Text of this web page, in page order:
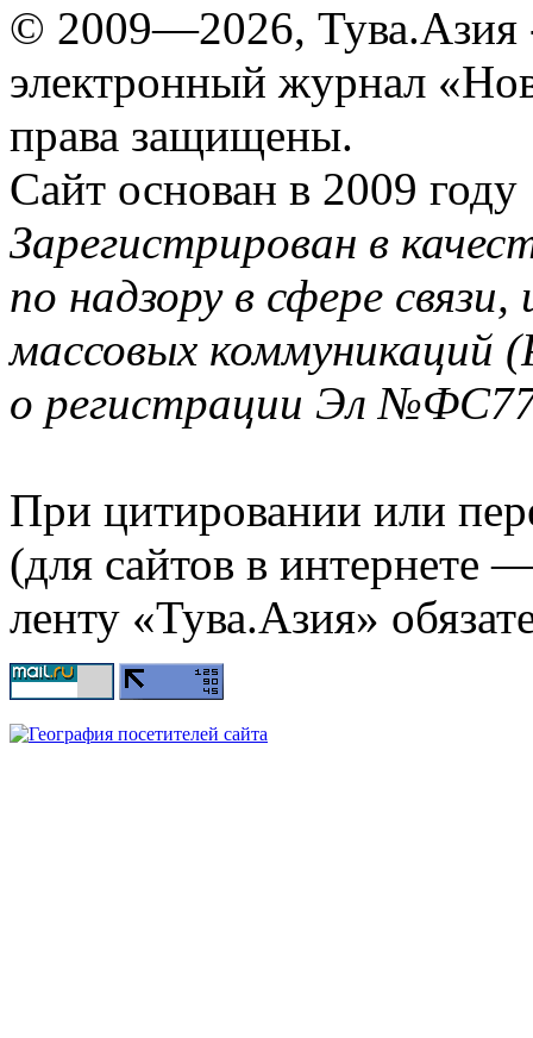
© 2009—2026, Тува.Азия
электронный журнал
права защищены.
Сайт основан в 2009 году
Зарегистрирован в
по надзору в сфере
массовых коммуникаций
о регистрации Эл
При цитировании или
(для сайтов в интернете
ленту «Тува.Азия»